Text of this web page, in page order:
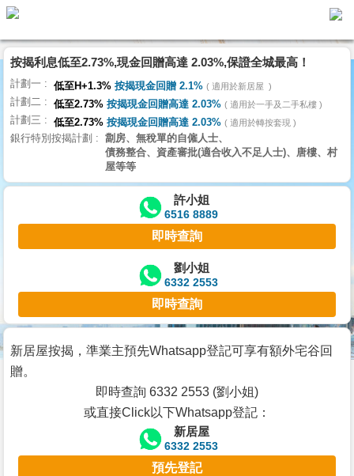
代
理
主
頁
搵
樓/
交
業
主
宅
谷
按
按揭利息低至2.73%,現金回贈高達 2.03%,保證全城最高！
計劃一 低至H+1.3% 按揭現金回贈 2.1% 適用於新居屋
計劃二 低至2.73% 按揭現金回贈高達 2.03% 適用於一手及二手私樓
計劃三 低至2.73% 按揭現金回贈高達 2.03% 適用於轉按套現
銀行特別按揭計劃
劏房、無稅單的自僱人士、
債務整合、資產審批(適合收入不足人士)、唐樓、村
屋等等
許小姐
6516 8889
即時查詢
劉小姐
6332 2553
即時查詢
新居屋按揭，準業主預先Whatsapp登記可享有額外宅谷回
贈。
即時查詢 6332 2553 (劉小姐)
或直接Click以下Whatsapp登記：
新居屋
6332 2553
預先登記